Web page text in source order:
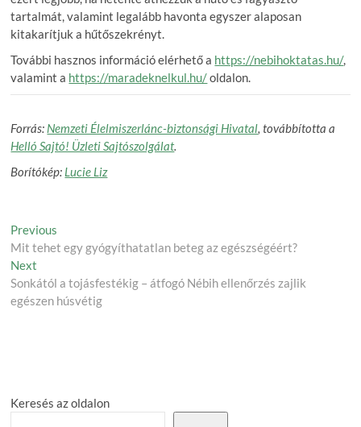
tartalmát, valamint legalább havonta egyszer alaposan
kitakarítjuk a hűtőszekrényt.
További hasznos információ elérhető a https://nebihoktatas.hu/,
valamint a https://maradeknelkul.hu/oldalon.
Forrás: Nemzeti Élelmiszerlánc-biztonsági Hivatal , továbbította a
Helló Sajtó! Üzleti Sajtószolgálat.
Borítókép: Lucie Liz
Post
navigation
Previous
post:
Mit tehet egy gyógyíthatatlan beteg az egészségéért?
Next
post:
Sonkától a tojásfestékig – átfogó Nébih ellenőrzés zajlik
egészen húsvétig
Keresés az oldalon